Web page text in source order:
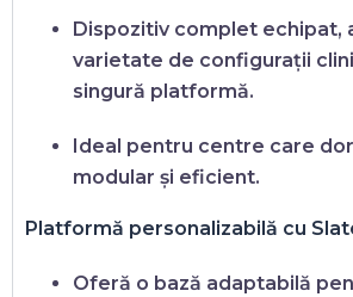
Dispozitiv complet echipat,
varietate de configurații
singură platformă.
Ideal pentru centre care
modular și eficient.
Platformă personalizabilă cu
Oferă o bază adaptabilă